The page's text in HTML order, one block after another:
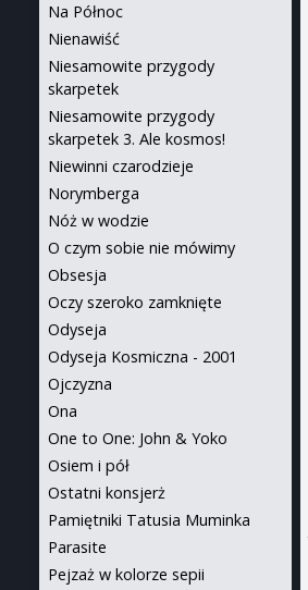
Na Północ
Nienawiść
Niesamowite przygody
skarpetek
Niesamowite przygody
skarpetek 3. Ale kosmos!
Niewinni czarodzieje
Norymberga
Nóż w wodzie
O czym sobie nie mówimy
Obsesja
Oczy szeroko zamknięte
Odyseja
Odyseja Kosmiczna - 2001
Ojczyzna
Ona
One to One: John & Yoko
Osiem i pół
Ostatni konsjerż
Pamiętniki Tatusia Muminka
Parasite
Pejzaż w kolorze sepii